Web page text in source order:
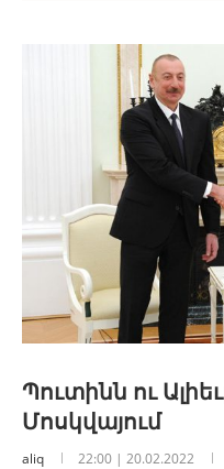
Պուտինն ու
Մոսկվայում
aliq 22:00 | 20.02.2022